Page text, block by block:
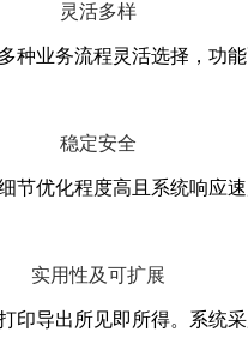
灵活多样
业务流程灵活选择，功
稳定安全
优化程度高且系统响应速
实用性及可扩展
导出所见即所得。系统